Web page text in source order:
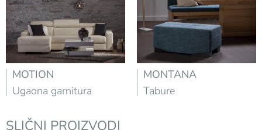
MOTION
Ugaona garnitura
MONTANA
Tabure
SLIČNI PROIZVODI